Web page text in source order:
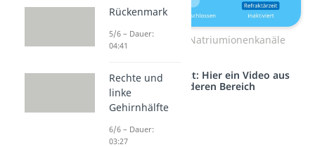
Refraktärphase Natriumionenkanäle
Studyflix vernetzt: Hier ein Video aus
einem anderen Bereich
Rückenmark
5/6 – Dauer:
04:41
Rechte und
linke
Gehirnhälfte
6/6 – Dauer:
03:27